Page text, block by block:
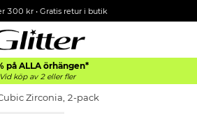
300 kr• Gratis retur i butik
på ALLAörhängen*
Vid köp av 2 eller fler
Zirconia, 2-pack